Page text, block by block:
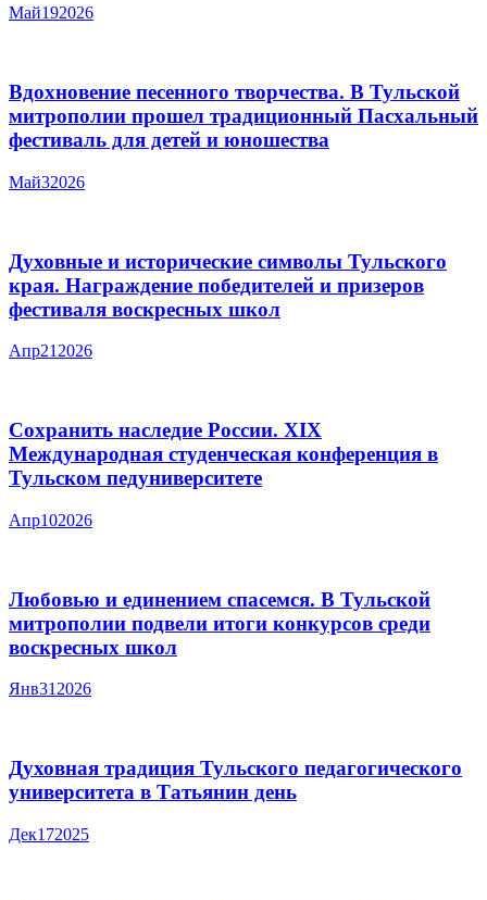
Май192026
Вдохновение песенного творчества. В Тульской
митрополии прошел традиционный Пасхальный
фестиваль для детей и юношества
Май32026
Духовные и исторические символы Тульского
края. Награждение победителей и призеров
фестиваля воскресных школ
Апр21 2026
Сохранить наследие России. XIX
Международная студенческая конференция в
Тульском педуниверситете
Апр102026
Любовью и единением спасемся. В Тульской
митрополии подвели итоги конкурсов среди
воскресных школ
Янв31 2026
Духовная традиция Тульского педагогического
университета в Татьянин день
Дек172025